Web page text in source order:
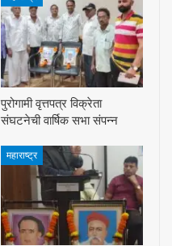
पुरोगामी वृत्तपत्र विक्रेता
संघटनेची वार्षिक सभा संपन्न
महाराष्ट्र